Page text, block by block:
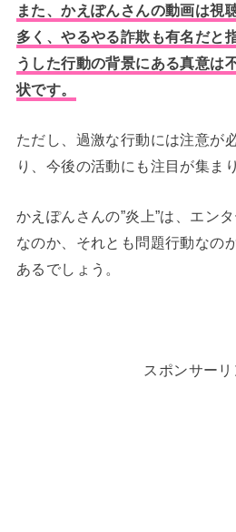
また、かえぽんさんの動画は視
多く、やるやる詐欺も有名だと
うした行動の背景にある真意は
状です。
ただし、過激な行動には注意が
り、今後の活動にも注目が集ま
かえぽんさんの”炎上”は、エン
なのか、それとも問題行動なの
あるでしょう。
スポンサーリ